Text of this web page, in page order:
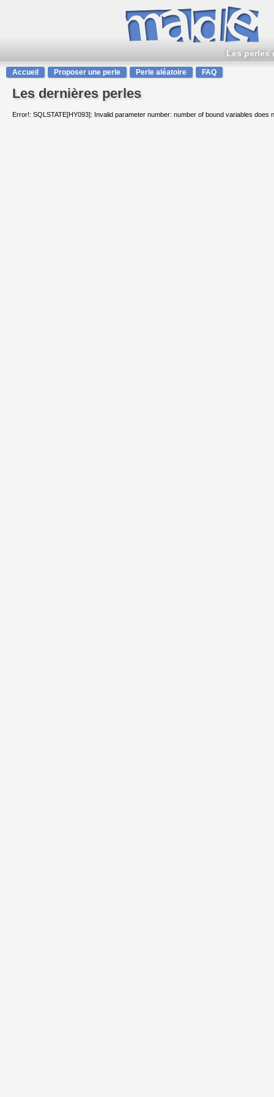
Les perles
Accueil Proposer une perle Perle aléatoire FAQ
Les dernières perles
Error!: SQLSTATE[HY093]: Invalid parameter number: number of bound variables does